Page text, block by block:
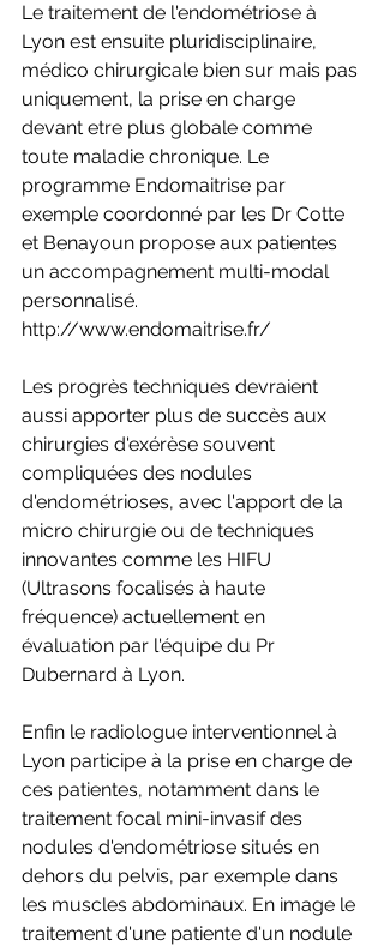
Le traitement de l'endométriose à
Lyon est ensuite pluridisciplinaire,
médico chirurgicale bien sur mais pas
uniquement, la prise en charge
devant etre plus globale comme
toute maladie chronique. Le
programme Endomaitrise par
exemple coordonné par les Dr Cotte
et Benayoun propose aux patientes
un accompagnement multi-modal
personnalisé.
http://www.endomaitrise.fr/
Les progrès techniques devraient
aussi apporter plus de succès aux
chirurgies d'exérèse souvent
compliquées des nodules
d'endométrioses, avec l'apport de la
micro chirurgie ou de techniques
innovantes comme les HIFU
(Ultrasons focalisés à haute
fréquence) actuellement en
évaluation par l'équipe du Pr
Dubernard à Lyon.
Enfin le radiologue interventionnel à
Lyon participe à la prise en charge de
ces patientes, notamment dans le
traitement focal mini-invasif des
nodules d'endométriose situés en
dehors du pelvis, par exemple dans
les muscles abdominaux. En image le
traitement d'une patiente d'un nodule